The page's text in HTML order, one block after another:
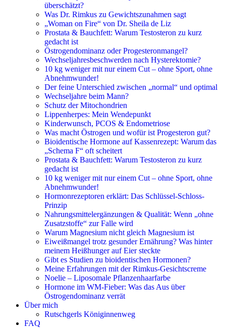
überschätzt?
Was Dr. Rimkus zu Gewichtszunahmen sagt
„Woman on Fire“ von Dr. Sheila de Liz
Prostata & Bauchfett: Warum Testosteron zu kurz
gedacht ist
Östrogendominanz oder Progesteronmangel?
Wechseljahresbeschwerden nach Hysterektomie?
10 kg weniger mit nur einem Cut – ohne Sport, ohne
Abnehmwunder!
Der feine Unterschied zwischen „normal“ und optimal
Wechseljahre beim Mann?
Schutz der Mitochondrien
Lippenherpes: Mein Wendepunkt
Kinderwunsch, PCOS & Endometriose
Was macht Östrogen und wofür ist Progesteron gut?
Bioidentische Hormone auf Kassenrezept: Warum das
„Schema F“ oft scheitert
Prostata & Bauchfett: Warum Testosteron zu kurz
gedacht ist
10 kg weniger mit nur einem Cut – ohne Sport, ohne
Abnehmwunder!
Hormonrezeptoren erklärt: Das Schlüssel-Schloss-
Prinzip
Nahrungsmittelergänzungen & Qualität: Wenn „ohne
Zusatzstoffe“ zur Falle wird
Warum Magnesium nicht gleich Magnesium ist
Eiweißmangel trotz gesunder Ernährung? Was hinter
meinem Heißhunger auf Eier steckte
Gibt es Studien zu bioidentischen Hormonen?
Meine Erfahrungen mit der Rimkus-Gesichtscreme
Noelie – Liposomale Pflanzenhaarfarbe
Hormone im WM-Fieber: Was das Aus über
Östrogendominanz verrät
Über mich
Rutschgerls Königinnenweg
FAQ